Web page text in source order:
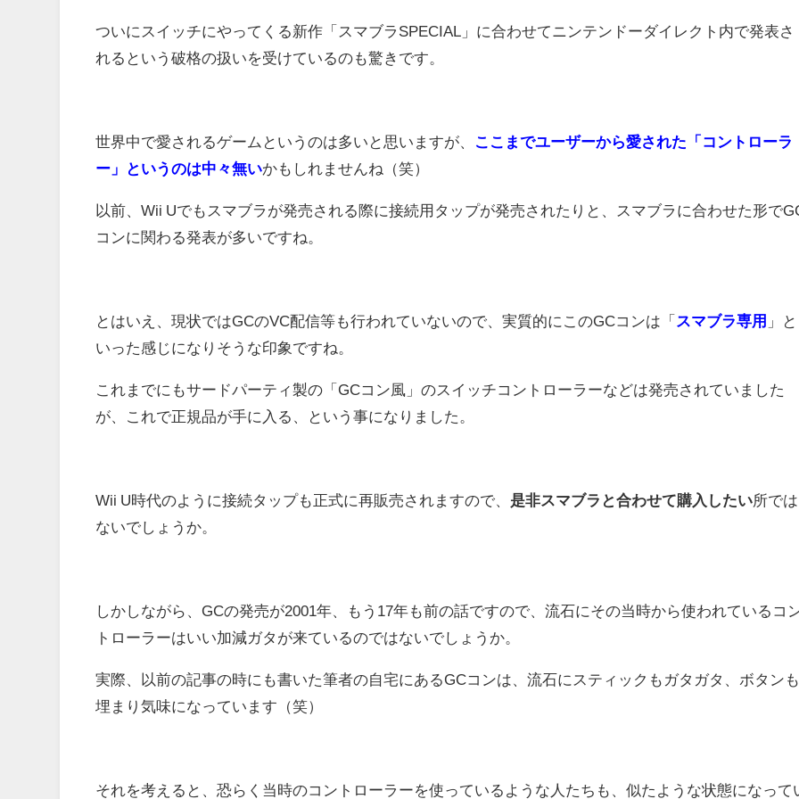
ついにスイッチにやってくる新作「スマブラSPECIAL」に合わせてニンテンドーダイレクト内で発表さ
れるという破格の扱いを受けているのも驚きです。
世界中で愛されるゲームというのは多いと思いますが、 ここまでユーザーから愛された「コントローラ
ー」というのは中々無いかもしれませんね（笑）
以前、Wii Uでもスマブラが発売される際に接続用タップが発売されたりと、スマブラに合わせた形で
コンに関わる発表が多いですね。
とはいえ、現状ではGCのVC配信等も行われていないので、実質的にこのGCコンは「 スマブラ専用 」と
いった感じになりそうな印象ですね。
これまでにもサードパーティ製の「GCコン風」のスイッチコントローラーなどは発売されていました
が、これで正規品が手に入る、という事になりました。
Wii U時代のように接続タップも正式に再販売されますので、 是非スマブラと合わせて購入したい所では
ないでしょうか。
しかしながら、GCの発売が2001年、もう17年も前の話ですので、流石にその当時から使われているコ
トローラーはいい加減ガタが来ているのではないでしょうか。
実際、以前の記事の時にも書いた筆者の自宅にあるGCコンは、流石にスティックもガタガタ、ボタン
埋まり気味になっています（笑）
それを考えると、恐らく当時のコントローラーを使っているような人たちも、似たような状態になって